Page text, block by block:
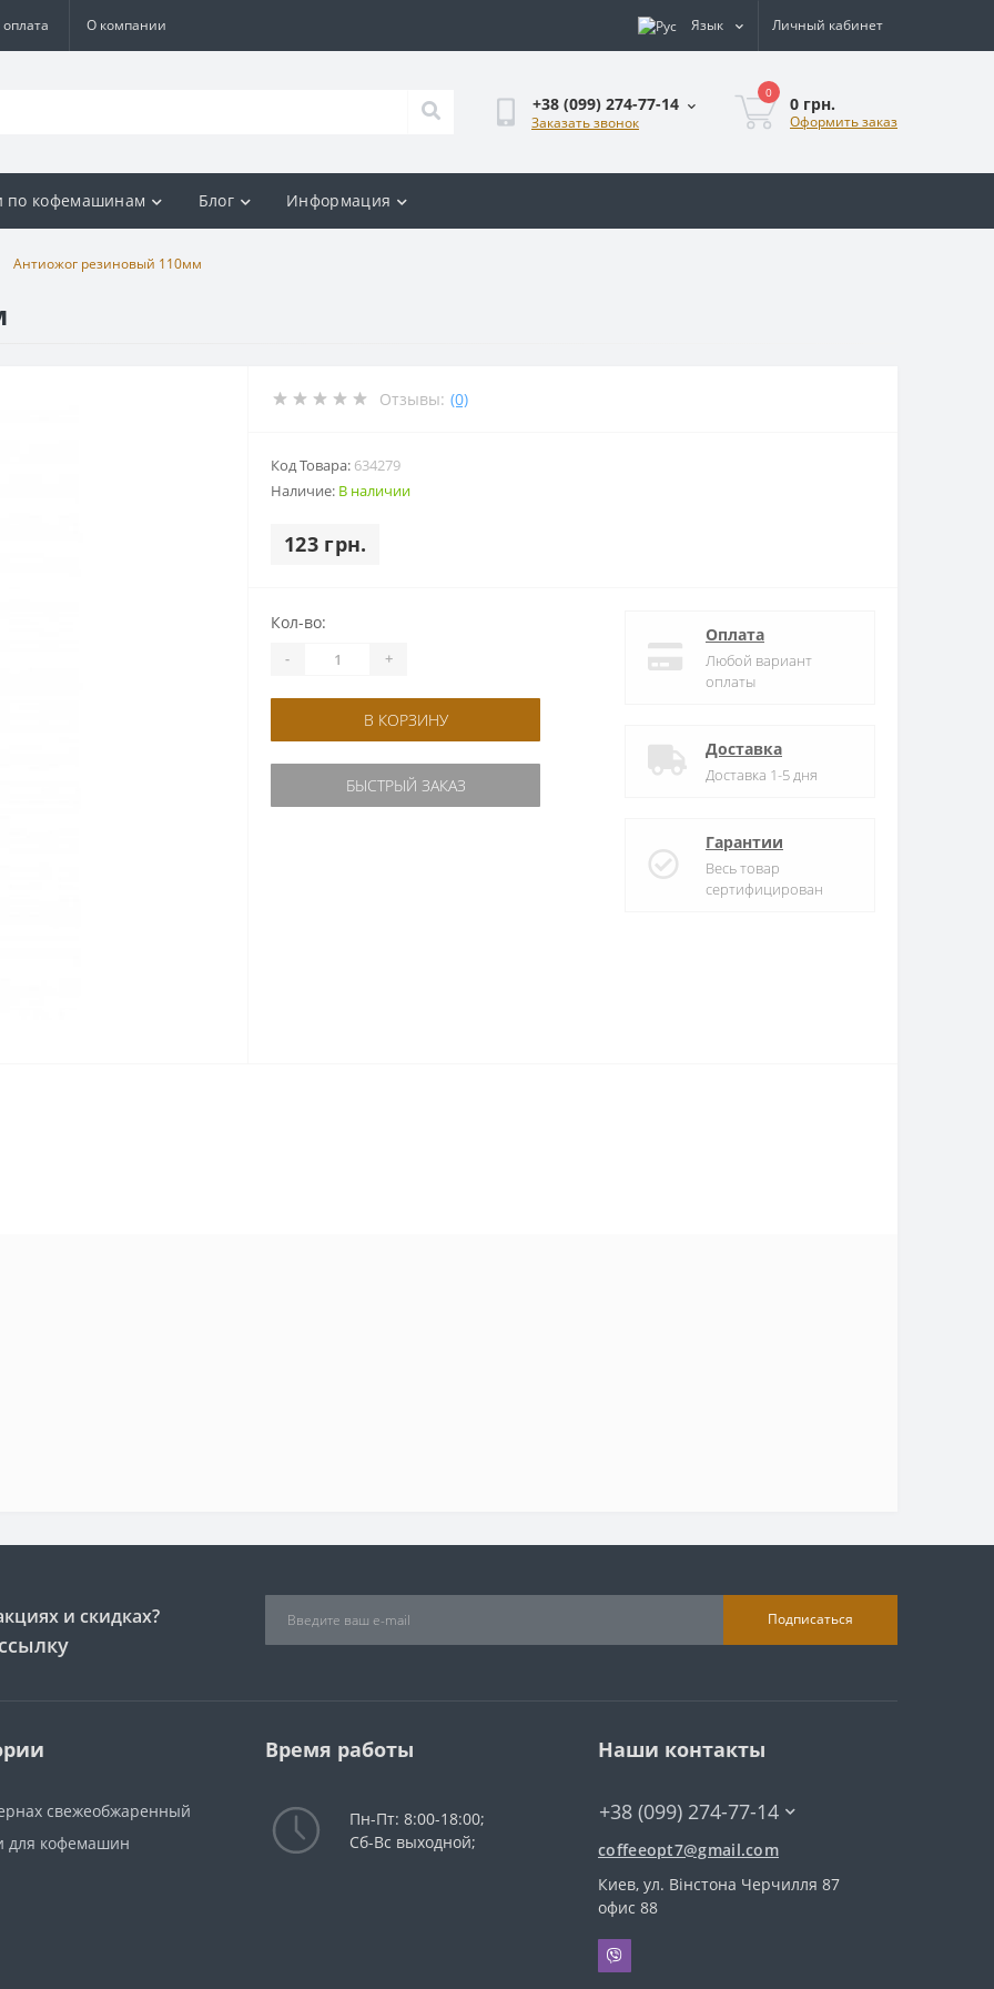
О компании Язык Личный кабинет
+38 (099) 274-77-14
Заказать звонок
0
0 грн.
Оформить заказ
по кофемашинам Блог Информация
Антиожог резиновый 110мм
Отзывы: (0)
Код Товара: 634279
Наличие: В наличии
123 грн.
Кол-во:
- +
В КОРЗИНУ
БЫСТРЫЙ ЗАКАЗ
Оплата
Любой вариант
оплаты
Доставка
Доставка 1-5 дня
Гарантии
Весь товар
сертифицирован
и скидках? Подписаться
свежеобжаренный
для кофемашин
Время работы
Пн-Пт: 8:00-18:00;
Сб-Вс выходной;
Наши контакты
+38 (099) 274-77-14
coffeeopt7@gmail.com
Киев, ул. Вінстона Черчилля 87
офис 88